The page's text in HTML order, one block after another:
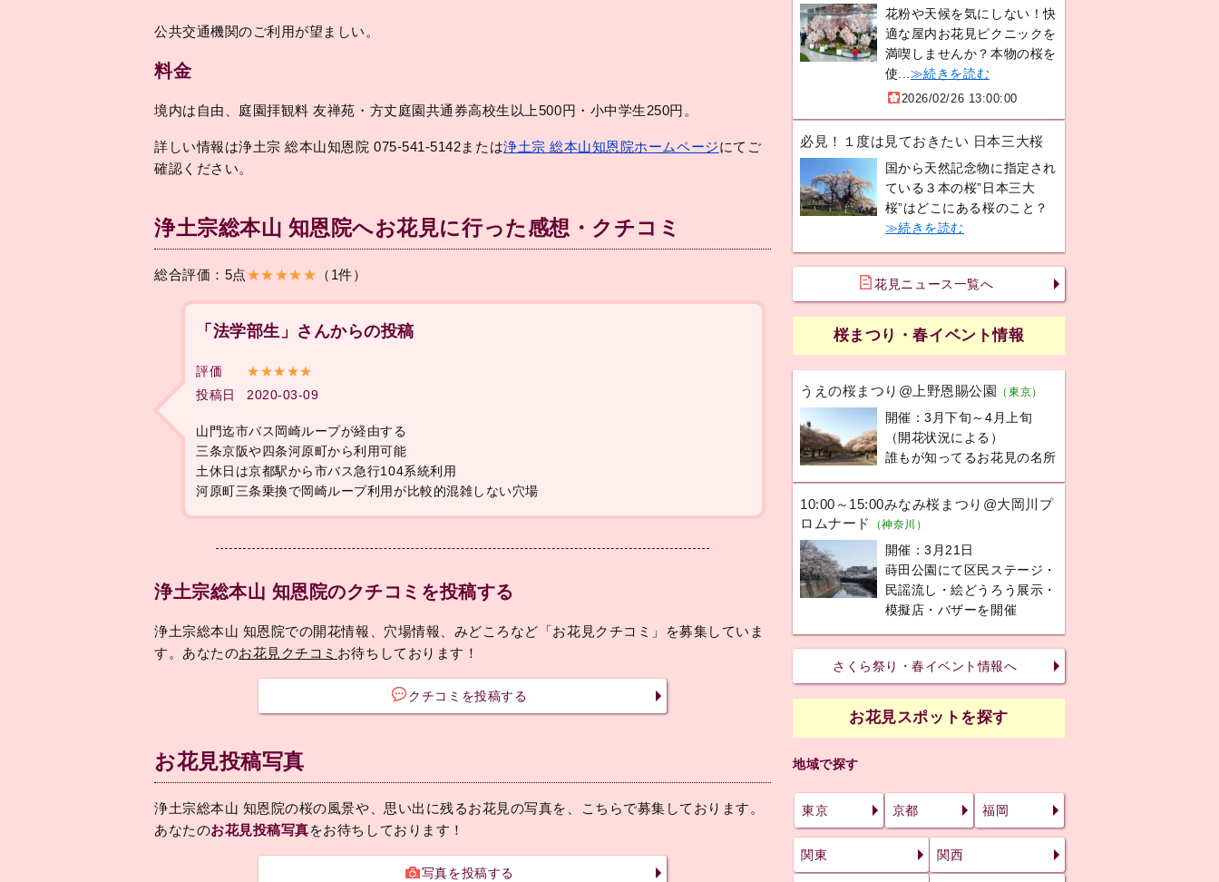
公共交通機関のご利用が望ましい。
料金
境内は自由、庭園拝観料 友禅苑・方丈庭園共通券高校生以上500円・小中学生250円。
詳しい情報は浄土宗 総本山知恩院 075-541-5142または浄土宗 総本山知恩院ホームページにてご
確認ください。
浄土宗総本山 知恩院へお花見に行った感想・クチコミ
総合評価：5点★★★★★ （1件）
「法学部生」さんからの投稿
評価
★★★★★
投稿日
2020-03-09
山門迄市バス岡崎ループが経由する
三条京阪や四条河原町から利用可能
土休日は京都駅から市バス急行104系統利用
河原町三条乗換で岡崎ループ利用が比較的混雑しない穴場
浄土宗総本山 知恩院のクチコミを投稿する
浄土宗総本山 知恩院での開花情報、穴場情報、みどころなど「お花見クチコミ」を募集していま
す。あなたのお花見クチコミ お待ちしております！
クチコミを投稿する
お花見投稿写真
浄土宗総本山 知恩院の桜の風景や、思い出に残るお花見の写真を、こちらで募集しております。
あなたのお花見投稿写真をお待ちしております！
写真を投稿する
花粉や天候を気にしない！快
適な屋内お花見ピクニックを
満喫しませんか？本物の桜を
使... ≫続きを読む
2026/02/26 13:00:00
必見！１度は見ておきたい 日本三大桜
国から天然記念物に指定され
ている３本の桜”日本三大
桜”はどこにある桜のこと？
≫続きを読む
花見ニュース一覧へ
桜まつり・春イベント情報
うえの桜まつり@上野恩賜公園 （東京）
開催：3月下旬～4月上旬
（開花状況による）
誰もが知ってるお花見の名所
10:00～15:00みなみ桜まつり@大岡川プ
ロムナード
（神奈川）
開催：3月21日
蒔田公園にて区民ステージ・
民謡流し・絵どうろう展示・
模擬店・バザーを開催
さくら祭り・春イベント情報へ
お花見スポットを探す
地域で探す
東京 京都 福岡
関東 関西